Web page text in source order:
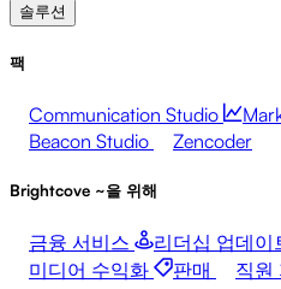
솔루션
팩
Communication Studio
Beacon Studio
Zencoder
Brightcove ~을 위해
금융 서비스 리더십 업데이
미디어 수익화
판매 직원